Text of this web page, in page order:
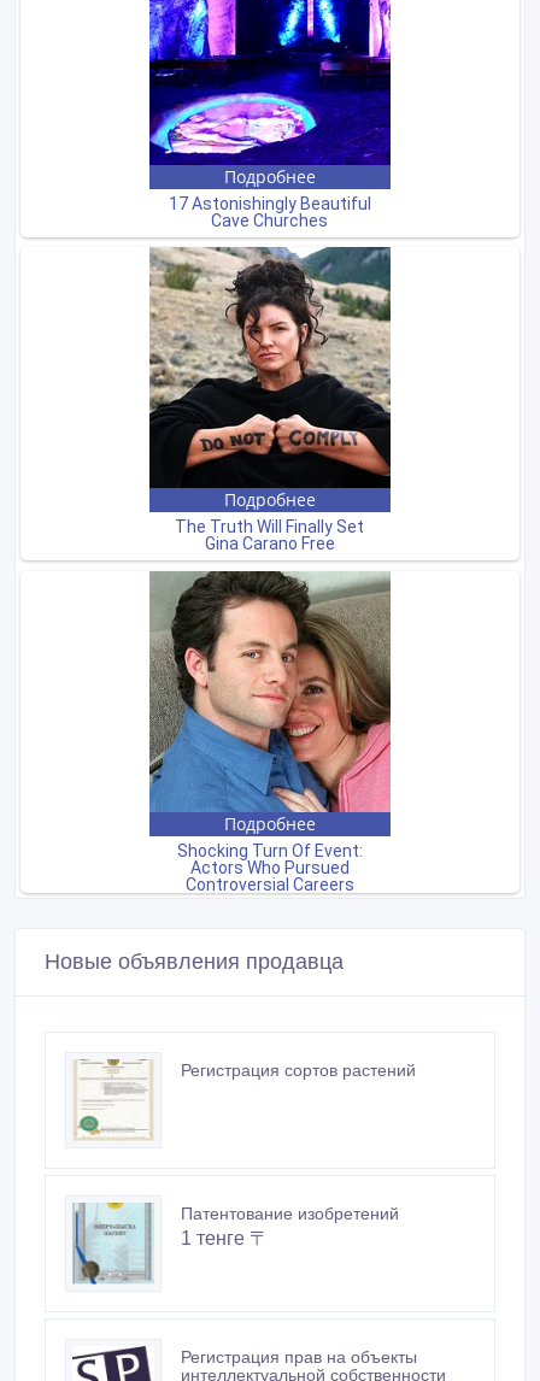
Новые объявления продавца
Регистрация сортов растений
Патентование изобретений
1 тенге 〒
Регистрация прав на объекты
интеллектуальной собственности